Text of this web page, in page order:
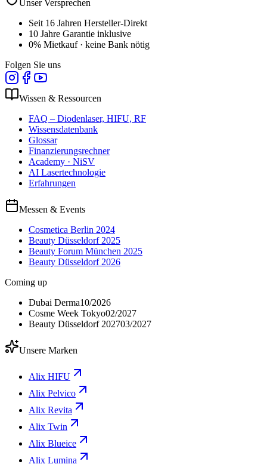
Unser Versprechen
Seit 16 Jahren Hersteller-Direkt
10 Jahre Garantie inklusive
0% Mietkauf · keine Bank nötig
Folgen Sie uns
Wissen & Ressourcen
FAQ – Diodenlaser, HIFU, RF
Wissensdatenbank
Glossar
Finanzierungsrechner
Academy · NiSV
AI Lasertechnologie
Erfahrungen
Messen & Events
Cosmetica Berlin 2024
Beauty Düsseldorf 2025
Beauty Forum München 2025
Beauty Düsseldorf 2026
Coming up
Dubai Derma10/2026
Cosme Week Tokyo02/2027
Beauty Düsseldorf 202703/2027
Unsere Marken
Alix HIFU
Alix Pelvico
Alix Revita
Alix Twin
Alix Blueice
Alix Lumina